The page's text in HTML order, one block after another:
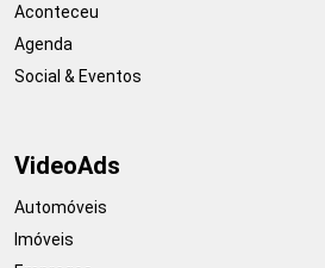
Aconteceu
Agenda
Social & Eventos
VideoAds
Automóveis
Imóveis